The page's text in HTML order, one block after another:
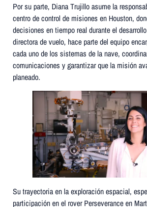
Por su parte, Diana Trujillo asume la
centro de control de misiones en Houston,
decisiones en tiempo real durante el
directora de vuelo, hace parte del equipo
cada uno de los sistemas de la nave,
comunicaciones y garantizar que la misión
planeado.
Su trayectoria en la exploración espacial,
participación en el rover Perseverance en